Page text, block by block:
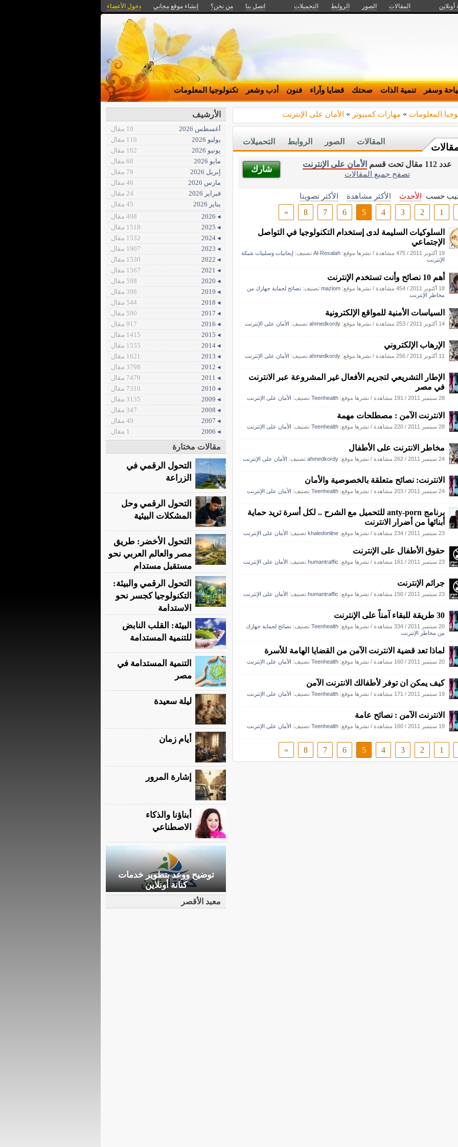
أونلاين المقالات الصور الروابط التحميلات اتصل بنا من نحن؟ إنشاء موقع مجاني دخول الأعضاء
وسفر تنمية الذات صحتك قضايا وآراء فنون أدب وشعر تكنولوجيا المعلومات
المعلومات » مهارات كمبيوتر » الأمان على الإنترنت
التحميلات الروابط الصور المقالات
شارك
عدد 112 مقال تحت قسم
الأمان على الإنترنت
تصفح جميع المقالات
حسب الأحدث الأكثر مشاهدة
الأكثر تصويتا
1
2
3
4
5
6
7
8
»
السلوكيات السليمة لدى إستخدام التكنولوجيا في التواصل
الإجتماعي
19 أكتوبر 2011 / 475 مشاهدة / نشرها موقع: Al-Resalah تصنيف: إيجابيات وسلبيات شبكة
الإنترنت
أهم 10 نصائح وأنت تستخدم الإنترنت
18 أكتوبر 2011 / 454 مشاهدة / نشرها موقع: mazlom تصنيف: نصائح لحماية جهازك من
مخاطر الإنترنت
السياسات الأمنية للمواقع الإلكترونية
14 أكتوبر 2011 / 253 مشاهدة / نشرها موقع: ahmedkordy تصنيف: الأمان على الإنترنت
الإرهاب الإلكتروني
11 أكتوبر 2011 / 256 مشاهدة / نشرها موقع: ahmedkordy تصنيف: الأمان على الإنترنت
الإطار التشريعي لتجريم الأفعال غير المشروعة عبر الانترنت
في مصر
28 سبتمبر 2011 / 191 مشاهدة / نشرها موقع: Teenhealth تصنيف: الأمان على الإنترنت
الانترنت الآمن : مصطلحات مهمة
28 سبتمبر 2011 / 220 مشاهدة / نشرها موقع: Teenhealth تصنيف: الأمان على الإنترنت
مخاطر الانترنت على الأطفال
24 سبتمبر 2011 / 262 مشاهدة / نشرها موقع: ahmedkordy تصنيف: الأمان على الإنترنت
الانترنت: نصائح متعلقة بالخصوصية والأمان
24 سبتمبر 2011 / 203 مشاهدة / نشرها موقع: Teenhealth تصنيف: الأمان على الإنترنت
برنامج anty-porn للتحميل مع الشرح .. لكل أسرة تريد حماية
أبنائها من أضرار الانترنت
23 سبتمبر 2011 / 234 مشاهدة / نشرها موقع: khaledonline تصنيف: الأمان على الإنترنت
حقوق الأطفال على الإنترنت
23 سبتمبر 2011 / 161 مشاهدة / نشرها موقع: humantraffic تصنيف: الأمان على الإنترنت
جرائم الإنترنت
23 سبتمبر 2011 / 150 مشاهدة / نشرها موقع: humantraffic تصنيف: الأمان على الإنترنت
30 طريقة للبقاء آمناً على الإنترنت
20 سبتمبر 2011 / 334 مشاهدة / نشرها موقع: Teenhealth تصنيف: نصائح لحماية جهازك
من مخاطر الإنترنت
لماذا تعد قضية الانترنت الآمن من القضايا الهامة للأسرة
20 سبتمبر 2011 / 160 مشاهدة / نشرها موقع: Teenhealth تصنيف: الأمان على الإنترنت
كيف يمكن ان توفر لأطفالك الانترنت الآمن
19 سبتمبر 2011 / 171 مشاهدة / نشرها موقع: Teenhealth تصنيف: الأمان على الإنترنت
الانترنت الآمن : نصائح عامة
19 سبتمبر 2011 / 160 مشاهدة / نشرها موقع: Teenhealth تصنيف: الأمان على الإنترنت
1
2
3
4
5
6
7
8
»
الأرشيف
أغسطس 2026
19 مقال
يوليو 2026
116 مقال
يونيو 2026
102 مقال
مايو 2026
68 مقال
إبريل 2026
78 مقال
مارس 2026
46 مقال
فبراير 2026
24 مقال
يناير 2026
45 مقال
◂ 2026
498 مقال
◂ 2025
1518 مقال
◂ 2024
1532 مقال
◂ 2023
1907 مقال
◂ 2022
1530 مقال
◂ 2021
1567 مقال
◂ 2020
598 مقال
◂ 2019
398 مقال
◂ 2018
544 مقال
◂ 2017
590 مقال
◂ 2016
917 مقال
◂ 2015
1415 مقال
◂ 2014
1555 مقال
◂ 2013
1621 مقال
◂ 2012
3798 مقال
◂ 2011
7479 مقال
◂ 2010
7310 مقال
◂ 2009
3135 مقال
◂ 2008
347 مقال
◂ 2007
49 مقال
◂ 2006
1 مقال
مقالات مختارة
التحول الرقمي في
الزراعة
التحول الرقمي وحل
المشكلات البيئية
التحول الأخضر: طريق
مصر والعالم العربي نحو
مستقبل مستدام
التحول الرقمي والبيئة:
التكنولوجيا كجسر نحو
الاستدامة
البيئة: القلب النابض
للتنمية المستدامة
التنمية المستدامة في
مصر
ليلة سعيدة
أيام زمان
إشارة المرور
أبناؤنا والذكاء
الاصطناعي
توضيح ووعد بتطوير خدمات
كنانة أونلاين
معبد الأقصر